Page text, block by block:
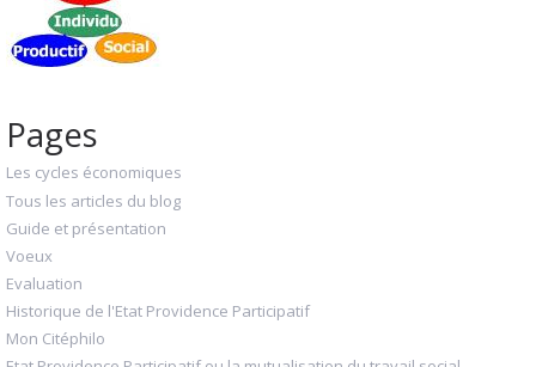
Pages
Les cycles économiques
Tous les articles du blog
Guide et présentation
Voeux
Evaluation
Historique de l'Etat Providence Participatif
Mon Citéphilo